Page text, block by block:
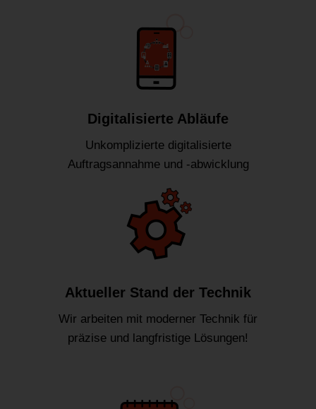
Digitalisierte Abläufe
Unkomplizierte digitalisierte
Auftragsannahme und -abwicklung
Aktueller Stand der Technik
Wir arbeiten mit moderner Technik für
präzise und langfristige Lösungen!